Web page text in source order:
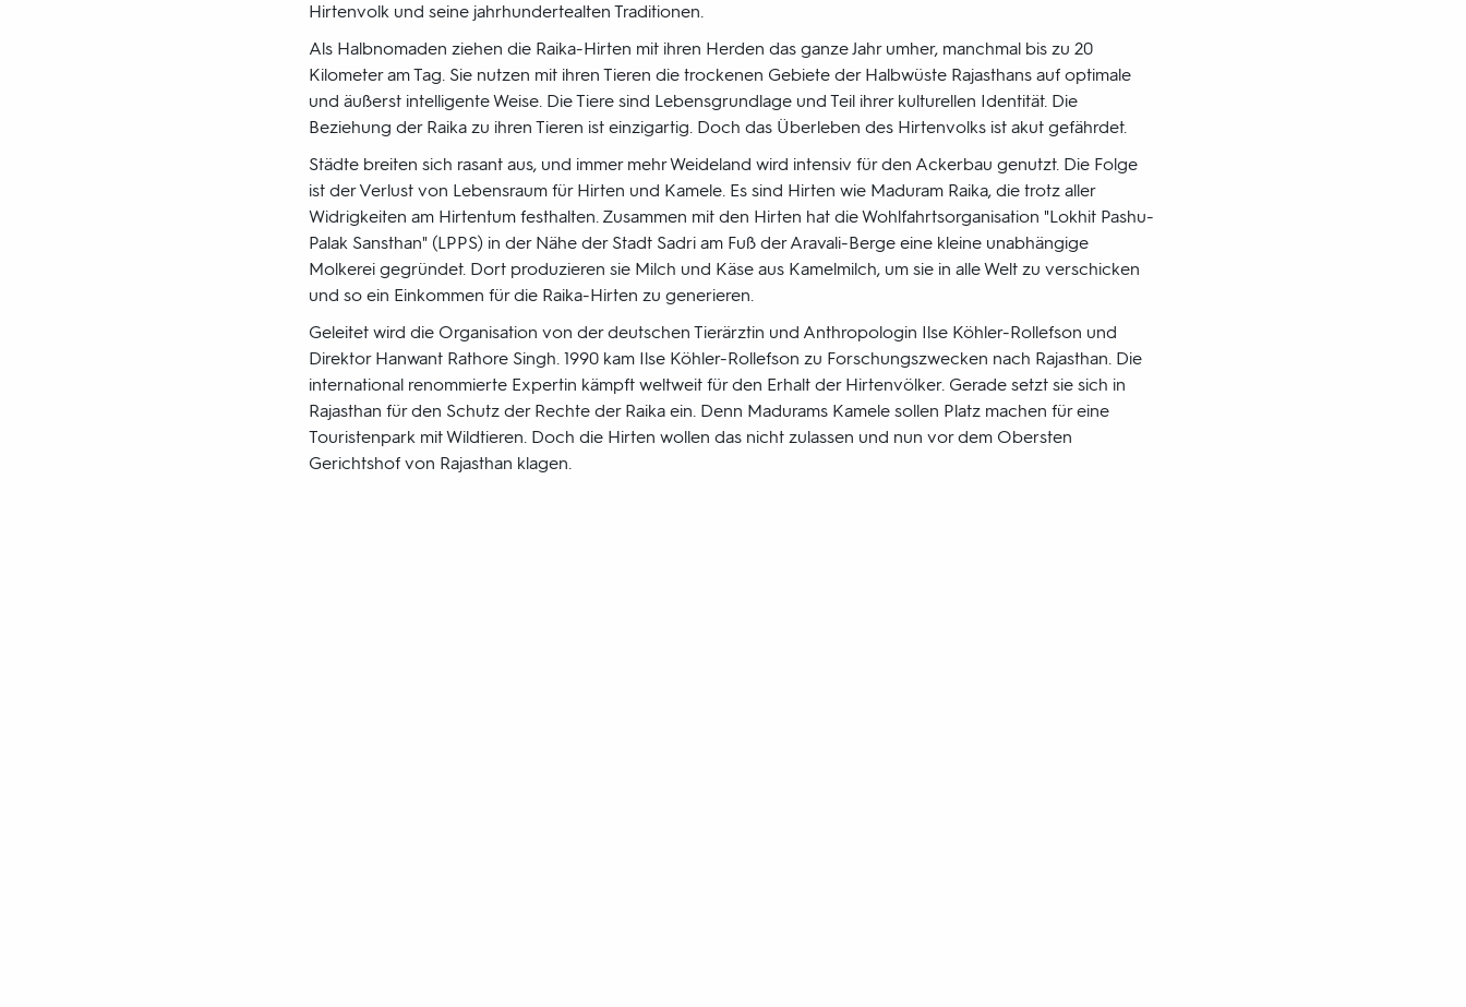
Hirtenvolk und seine jahrhundertealten Traditionen.
Als Halbnomaden ziehen die Raika-Hirten mit ihren Herden das ganze Jahr umher, manchmal bis zu 20
Kilometer am Tag. Sie nutzen mit ihren Tieren die trockenen Gebiete der Halbwüste Rajasthans auf optimale
und äußerst intelligente Weise. Die Tiere sind Lebensgrundlage und Teil ihrer kulturellen Identität. Die
Beziehung der Raika zu ihren Tieren ist einzigartig. Doch das Überleben des Hirtenvolks ist akut gefährdet.
Städte breiten sich rasant aus, und immer mehr Weideland wird intensiv für den Ackerbau genutzt. Die Folge
ist der Verlust von Lebensraum für Hirten und Kamele. Es sind Hirten wie Maduram Raika, die trotz aller
Widrigkeiten am Hirtentum festhalten. Zusammen mit den Hirten hat die Wohlfahrtsorganisation "Lokhit Pashu-
Palak Sansthan" (LPPS) in der Nähe der Stadt Sadri am Fuß der Aravali-Berge eine kleine unabhängige
Molkerei gegründet. Dort produzieren sie Milch und Käse aus Kamelmilch, um sie in alle Welt zu verschicken
und so ein Einkommen für die Raika-Hirten zu generieren.
Geleitet wird die Organisation von der deutschen Tierärztin und Anthropologin Ilse Köhler-Rollefson und
Direktor Hanwant Rathore Singh. 1990 kam Ilse Köhler-Rollefson zu Forschungszwecken nach Rajasthan. Die
international renommierte Expertin kämpft weltweit für den Erhalt der Hirtenvölker. Gerade setzt sie sich in
Rajasthan für den Schutz der Rechte der Raika ein. Denn Madurams Kamele sollen Platz machen für eine
Touristenpark mit Wildtieren. Doch die Hirten wollen das nicht zulassen und nun vor dem Obersten
Gerichtshof von Rajasthan klagen.